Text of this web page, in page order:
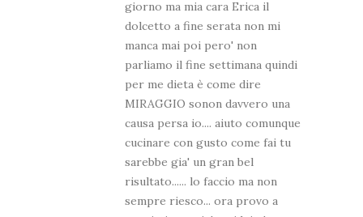
giorno ma mia cara Erica il
dolcetto a fine serata non mi
manca mai poi pero' non
parliamo il fine settimana quindi
per me dieta è come dire
MIRAGGIO sonon davvero una
causa persa io.... aiuto comunque
cucinare con gusto come fai tu
sarebbe gia' un gran bel
risultato...... lo faccio ma non
sempre riesco... ora provo a